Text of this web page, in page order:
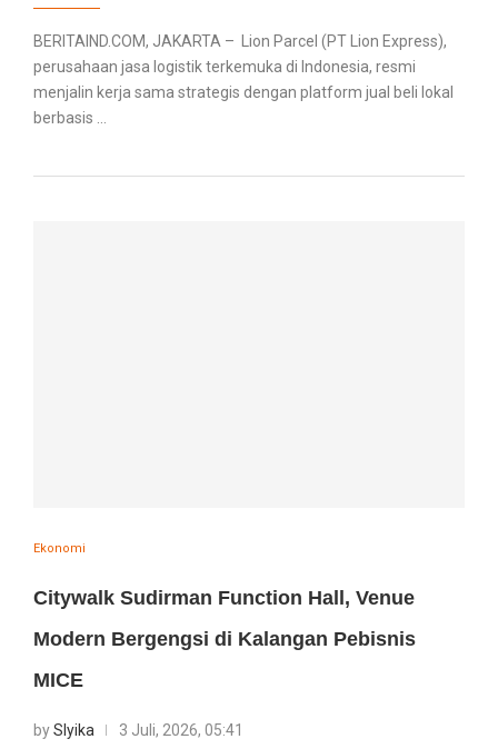
BERITAIND.COM, JAKARTA – Lion Parcel (PT Lion Express),
perusahaan jasa logistik terkemuka di Indonesia, resmi
menjalin kerja sama strategis dengan platform jual beli lokal
berbasis …
Ekonomi
Citywalk Sudirman Function Hall, Venue
Modern Bergengsi di Kalangan Pebisnis
MICE
bySlyika 3 Juli, 2026, 05:41